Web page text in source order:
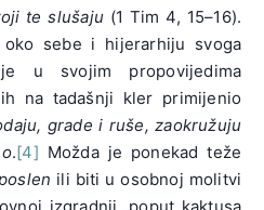
te slušaju(1 Tim 4, 15–16).
sebe i hijerarhiju svoga
u svojim propovijedima
na tadašnji kler primijenio
grade i ruše, zaokružuju
.[4] Možda je ponekad teže
ili biti u osobnoj molitvi